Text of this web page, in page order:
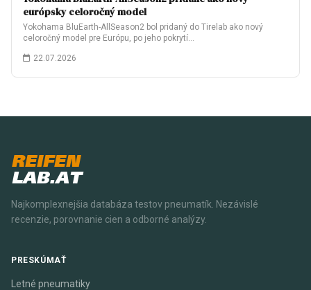
európsky celoročný model
Yokohama BluEarth-AllSeason2 bol pridaný do Tirelab ako nový
celoročný model pre Európu, po jeho pokrytí…
22.07.2026
REIFEN
LAB.AT
Najkomplexnejšia databáza testov pneumatík. Nezávislé
recenzie, porovnanie cien a odborné analýzy.
PRESKÚMAŤ
Letné pneumatiky